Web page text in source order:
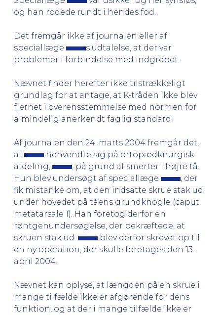
og han rodede rundt i hendes fod.
Det fremgår ikke af journalen eller af
speciallæge
s udtalelse, at der var
problemer i forbindelse med indgrebet.
Nævnet finder herefter ikke tilstrækkeligt
grundlag for at antage, at K-tråden ikke blev
fjernet i overensstemmelse med normen for
almindelig anerkendt faglig standard.
Af journalen den 24. marts 2004 fremgår det,
at
henvendte sig på ortopædkirurgisk
afdeling,
, på grund af smerter i højre tå.
Hun blev undersøgt af speciallæge
, der
fik mistanke om, at den indsatte skrue stak ud
under hovedet på tåens grundknogle (caput
metatarsale 1). Han foretog derfor en
røntgenundersøgelse, der bekræftede, at
skruen stak ud.
blev derfor skrevet op til
en ny operation, der skulle foretages den 13.
april 2004.
Nævnet kan oplyse, at længden på en skrue i
mange tilfælde ikke er afgørende for dens
funktion, og at der i mange tilfælde ikke er